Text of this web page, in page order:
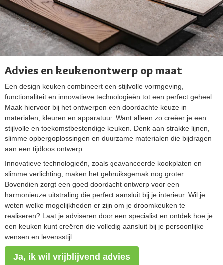
Advies en keukenontwerp op maat
Een design keuken combineert een stijlvolle vormgeving,
functionaliteit en innovatieve technologieën tot een perfect geheel.
Maak hiervoor bij het ontwerpen een doordachte keuze in
materialen, kleuren en apparatuur. Want alleen zo creëer je een
stijlvolle en toekomstbestendige keuken. Denk aan strakke lijnen,
slimme opbergoplossingen en duurzame materialen die bijdragen
aan een tijdloos ontwerp.
Innovatieve technologieën, zoals geavanceerde kookplaten en
slimme verlichting, maken het gebruiksgemak nog groter.
Bovendien zorgt een goed doordacht ontwerp voor een
harmonieuze uitstraling die perfect aansluit bij je interieur. Wil je
weten welke mogelijkheden er zijn om je droomkeuken te
realiseren? Laat je adviseren door een specialist en ontdek hoe je
een keuken kunt creëren die volledig aansluit bij je persoonlijke
wensen en levensstijl.
Ja, ik wil vrijblijvend advies